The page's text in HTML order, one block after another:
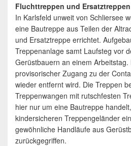
Fluchttreppen und
In Karlsfeld unweit von Schliersee
eine Bautreppe aus Teilen der
und Ersatztreppe errichtet.
Treppenanlage samt Laufsteg vor
Gerüstbauern an einem
provisorischer Zugang zu der
wieder entfernt wird. Die Treppen
Treppenwangen mit rutschfesten
hier nur um eine Bautreppe
kindersicheren Treppengeländer
gewöhnliche Handläufe aus
zurückgegriffen.